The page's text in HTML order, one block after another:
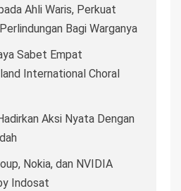
Ahli Waris, Perkuat
Bagi Warganya
Sabet Empat
International Choral
Aksi Nyata Dengan
Nokia, dan NVIDIA
Indosat